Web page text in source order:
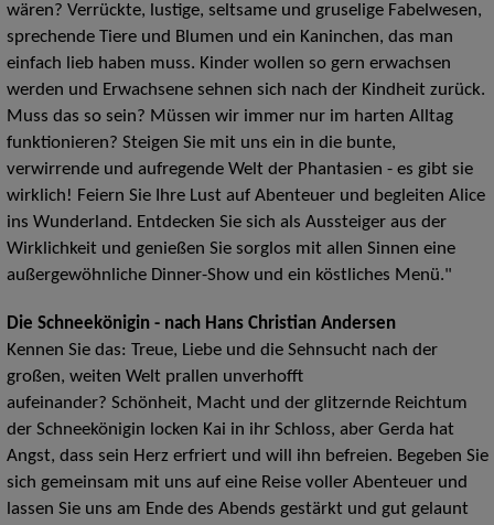
wären? Verrückte, lustige, seltsame und gruselige Fabelwesen,
sprechende Tiere und Blumen und ein Kaninchen, das man
einfach lieb haben muss. Kinder wollen so gern erwachsen
werden und Erwachsene sehnen sich nach der Kindheit zurück.
Muss das so sein? Müssen wir immer nur im harten Alltag
funktionieren? Steigen Sie mit uns ein in die bunte,
verwirrende und aufregende Welt der Phantasien - es gibt sie
wirklich! Feiern Sie Ihre Lust auf Abenteuer und begleiten Alice
ins Wunderland. Entdecken Sie sich als Aussteiger aus der
Wirklichkeit und genießen Sie sorglos mit allen Sinnen eine
außergewöhnliche Dinner-Show und ein köstliches Menü."
Die Schneekönigin - nach Hans Christian Andersen
Kennen Sie das: Treue, Liebe und die Sehnsucht nach der
großen, weiten Welt prallen unverhofft
aufeinander? Schönheit, Macht und der glitzernde Reichtum
der Schneekönigin locken Kai in ihr Schloss, aber Gerda hat
Angst, dass sein Herz erfriert und will ihn befreien. Begeben Sie
sich gemeinsam mit uns auf eine Reise voller Abenteuer und
lassen Sie uns am Ende des Abends gestärkt und gut gelaunt